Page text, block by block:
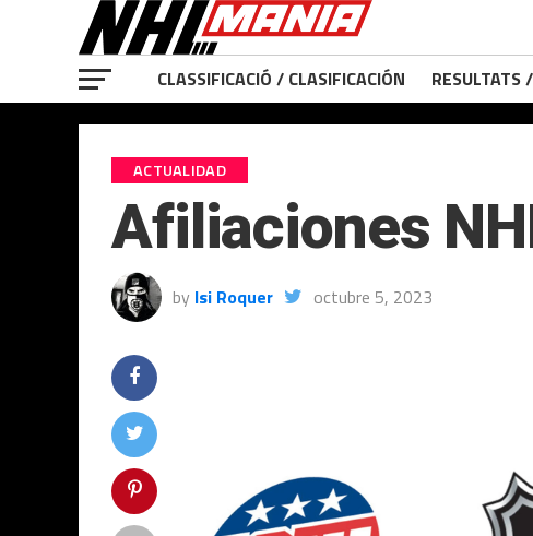
CLASSIFICACIÓ / CLASIFICACIÓN RESULTATS
ACTUALIDAD
Afiliaciones
by Isi Roquer octubre 5, 2023